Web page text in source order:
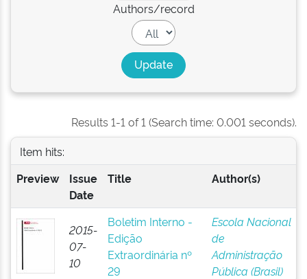
Authors/record
Results 1-1 of 1 (Search time: 0.001 seconds).
Item hits:
Preview
Issue
Date
Title Author(s)
2015-
07-
10
Boletim Interno -
Edição
Extraordinária nº
29
Escola Nacional
de
Administração
Pública (Brasil)